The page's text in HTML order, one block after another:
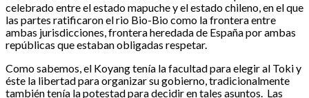
celebrado entre el estado mapuche y el estado chileno, en el que
las partes ratificaron el rio Bio-Bio como la frontera entre
ambas jurisdicciones, frontera heredada de España por ambas
repúblicas que estaban obligadas respetar.
Como sabemos, el Koyang tenía la facultad para elegir al Toki y
éste la libertad para organizar su gobierno, tradicionalmente
también tenía la potestad para decidir en tales asuntos. Las